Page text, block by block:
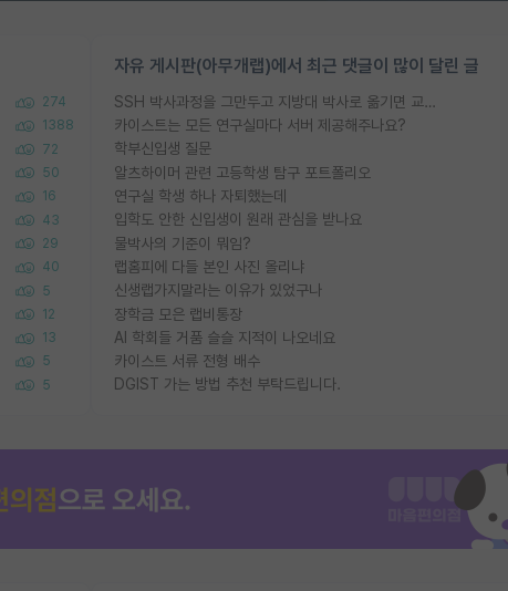
274
1388
72
50
16
43
29
40
5
12
13
5
5
자유 게시판(아무개랩)에서 최근 댓글이 많이 달린 글
SSH 박사과정을 그만두고 지방대 박사로 옮기면 교수의 꿈은 끝일까요?
카이스트는 모든 연구실마다 서버 제공해주나요?
학부신입생 질문
알츠하이머 관련 고등학생 탐구 포트폴리오
연구실 학생 하나 자퇴했는데
입학도 안한 신입생이 원래 관심을 받나요
물박사의 기준이 뭐임?
랩홈피에 다들 본인 사진 올리냐
신생랩가지말라는 이유가 있었구나
장학금 모은 랩비통장
AI 학회들 거품 슬슬 지적이 나오네요
카이스트 서류 전형 배수
DGIST 가는 방법 추천 부탁드립니다.